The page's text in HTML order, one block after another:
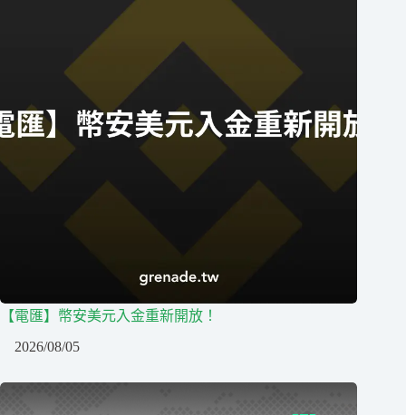
【電匯】幣安美元入金重新開放！
2026/08/05